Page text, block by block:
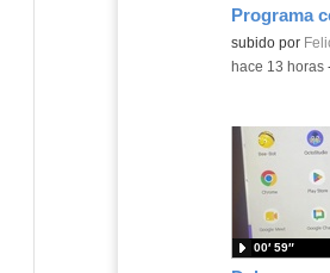
Contenido
subido por
-hace 13 horas
00′ 59″